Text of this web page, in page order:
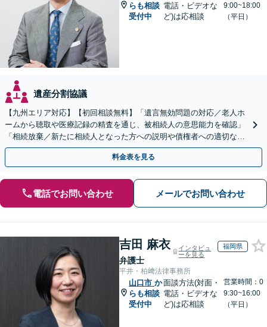
らも相談
受付中
電話・ビデオな
ど)は応相談
9:00~18:00
（平日）
遺産分割協議
【九州エリア対応】【初回相談無料】「遺言無効問題の対応／老人ホ
ームから聴取や医療記録の精査を通じ、被相続人の意思能力を確認」
「相続放棄／新たに相続人となった方への説明や債権者への適切な対
応まで、きめ細やかにサポート」【休日・夜間相談可】
料金表を見る
電話でお問い合わせ メールでお問い合わせ
吉田 麻衣
弁護士
インタビュ
ーを見る
福岡県
平井・柏﨑法律事務所
山口市 か
らも相談
受付中
面談方法(対面・
電話・ビデオな
ど)は応相談
営業時間：0
9:30~16:00
（平日）